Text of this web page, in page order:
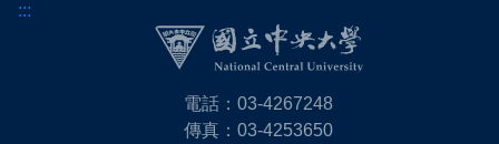
:::
電話：03-4267248
傳真：03-4253650